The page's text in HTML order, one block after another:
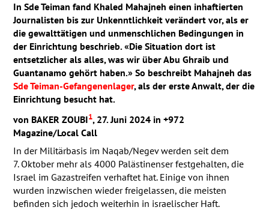
In Sde Teiman fand Khaled Mahajneh einen inhaftierten
Journalisten bis zur Unkenntlichkeit verändert vor, als er
die gewalttätigen und unmenschlichen Bedingungen in
der Einrichtung beschrieb. «Die Situation dort ist
entsetzlicher als alles, was wir über Abu Ghraib und
Guantanamo gehört haben.» So beschreibt Mahajneh das
Sde Teiman-Gefangenenlager, als der erste Anwalt, der die
Einrichtung besucht hat.
von BAKER ZOUBI1, 27. Juni 2024 in +972
Magazine/Local Call
In der Militärbasis im Naqab/Negev werden seit dem
7. Oktober mehr als 4000 Palästinenser festgehalten, die
Israel im Gazastreifen verhaftet hat. Einige von ihnen
wurden inzwischen wieder freigelassen, die meisten
befinden sich jedoch weiterhin in israelischer Haft.